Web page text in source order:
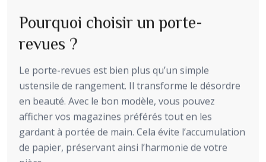
Pourquoi choisir un porte-
revues ?
Le porte-revues est bien plus qu’un simple
ustensile de rangement. Il transforme le désordre
en beauté. Avec le bon modèle, vous pouvez
afficher vos magazines préférés tout en les
gardant à portée de main. Cela évite l’accumulation
de papier, préservant ainsi l’harmonie de votre